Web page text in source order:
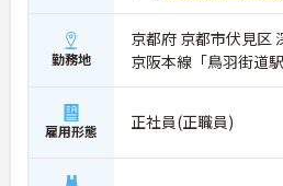
勤務地
京都府 京都市伏見区
京阪本線「鳥羽街道
雇用形態 正社員(正職員)